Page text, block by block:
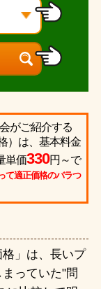
がご紹介する
）は、基本料金
単価330円～で
て適正価格のバラつ
」は、長いプ
っていた"問